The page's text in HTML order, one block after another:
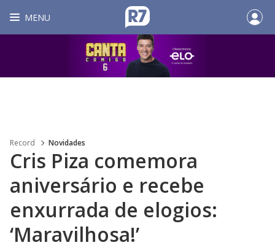
MENU
Record Novidades
Cris Piza comemora
aniversário e recebe
enxurrada de elogios:
‘Maravilhosa!’